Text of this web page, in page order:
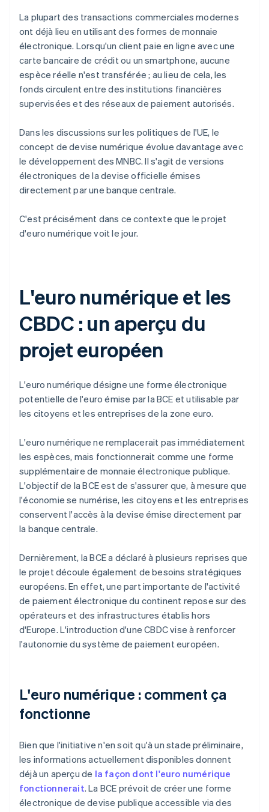
La plupart des transactions commerciales modernes
ont déjà lieu en utilisant des formes de monnaie
électronique. Lorsqu'un client paie en ligne avec une
carte bancaire de crédit ou un smartphone, aucune
espèce réelle n'est transférée ; au lieu de cela, les
fonds circulent entre des institutions financières
supervisées et des réseaux de paiement autorisés.
Dans les discussions sur les politiques de l'UE, le
concept de devise numérique évolue davantage avec
le développement des MNBC. Il s'agit de versions
électroniques de la devise officielle émises
directement par une banque centrale.
C'est précisément dans ce contexte que le projet
d'euro numérique voit le jour.
L'euro numérique et les
CBDC : un aperçu du
projet européen
L'euro numérique désigne une forme électronique
potentielle de l'euro émise par la BCE et utilisable par
les citoyens et les entreprises de la zone euro.
L'euro numérique ne remplacerait pas immédiatement
les espèces, mais fonctionnerait comme une forme
supplémentaire de monnaie électronique publique.
L'objectif de la BCE est de s'assurer que, à mesure que
l'économie se numérise, les citoyens et les entreprises
conservent l'accès à la devise émise directement par
la banque centrale.
Dernièrement, la BCE a déclaré à plusieurs reprises que
le projet découle également de besoins stratégiques
européens. En effet, une part importante de l'activité
de paiement électronique du continent repose sur des
opérateurs et des infrastructures établis hors
d'Europe. L'introduction d'une CBDC vise à renforcer
l'autonomie du système de paiement européen.
L'euro numérique : comment ça
fonctionne
Bien que l'initiative n'en soit qu'à un stade préliminaire,
les informations actuellement disponibles donnent
déjà un aperçu de la façon dont l'euro numérique
fonctionnerait. La BCE prévoit de créer une forme
électronique de devise publique accessible via des